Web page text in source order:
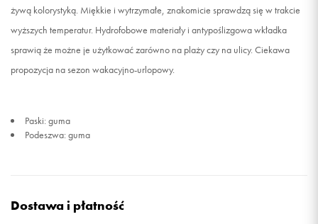
45 29,5 cm Powiadom o dostępności
47
żywą kolorystyką. Miękkie i wytrzymałe, znakomicie sprawdzą się w trakcie
wyższych temperatur. Hydrofobowe materiały i antypoślizgowa wkładka
sprawią że możne je użytkować zarówno na plaży czy na ulicy. Ciekawa
propozycja na sezon wakacyjno-urlopowy.
Paski: guma
Podeszwa: guma
Dostawa i płatność